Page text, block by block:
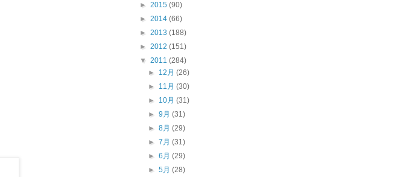
► 2015 (90)
► 2014 (66)
► 2013 (188)
► 2012 (151)
▼ 2011 (284)
► 12月(26)
► 11月(30)
► 10月(31)
►9月(31)
►8月(29)
►7月(31)
►6月(29)
►5月(28)